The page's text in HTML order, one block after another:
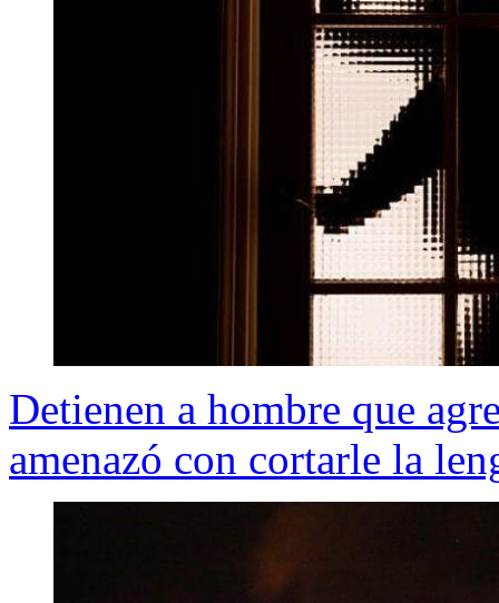
Detienen a hombre que
amenazó con cortarle la